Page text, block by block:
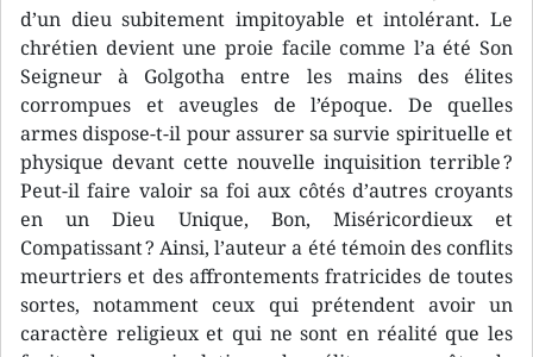
d’un dieu subitement impitoyable et intolérant. Le
chrétien devient une proie facile comme l’a été Son
Seigneur à Golgotha entre les mains des élites
corrompues et aveugles de l’époque. De quelles
armes dispose-t-il pour assurer sa survie spirituelle et
physique devant cette nouvelle inquisition terrible ?
Peut-il faire valoir sa foi aux côtés d’autres croyants
en un Dieu Unique, Bon, Miséricordieux et
Compatissant ? Ainsi, l’auteur a été témoin des conflits
meurtriers et des affrontements fratricides de toutes
sortes, notamment ceux qui prétendent avoir un
caractère religieux et qui ne sont en réalité que les